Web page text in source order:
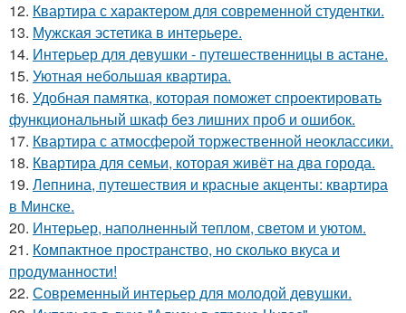
12. Квартира с характером для современной студентки.
13. Мужская эстетика в интерьере.
14. Интерьер для девушки - путешественницы в астане.
15. Уютная небольшая квартира.
16. Удобная памятка, которая поможет спроектировать
функциональный шкаф без лишних проб и ошибок.
17. Квартира с атмосферой торжественной неоклассики.
18. Квартира для семьи, которая живёт на два города.
19. Лепнина, путешествия и красные акценты: квартира
в Минске.
20. Интерьер, наполненный теплом, светом и уютом.
21. Компактное пространство, но сколько вкуса и
продуманности!
22. Современный интерьер для молодой девушки.